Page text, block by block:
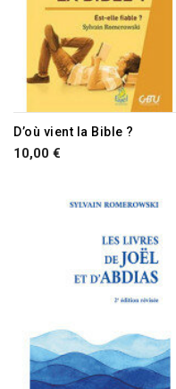
D’où vient la Bible ?
10,00 €